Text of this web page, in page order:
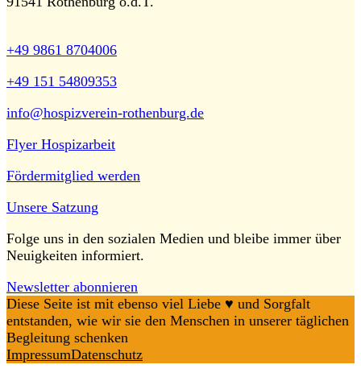
+49 9861 8704006
+49 151 54809353
info@hospizverein-rothenburg.de
Flyer Hospizarbeit
Fördermitglied werden
Unsere Satzung
Folge uns in den sozialen Medien und bleibe immer über
Neuigkeiten informiert.
Newsletter abonnieren
Diese Seite ist mit ebenso viel Liebe ♥️ und Sorgfalt
entstanden, wie wir sie den Menschen in unserer täglichen
Begleitung schenken
ImpressumDatenschutz